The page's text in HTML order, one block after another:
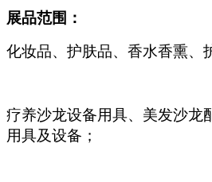
展品范围：
化妆品、护肤品、香水香熏、
疗养沙龙设备用具、美发沙龙
用具及设备；